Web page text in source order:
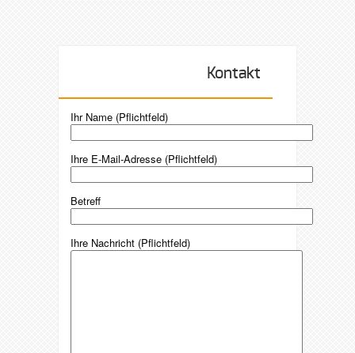
Kontakt
Ihr Name (Pflichtfeld)
Ihre E-Mail-Adresse (Pflichtfeld)
Betreff
Ihre Nachricht (Pflichtfeld)